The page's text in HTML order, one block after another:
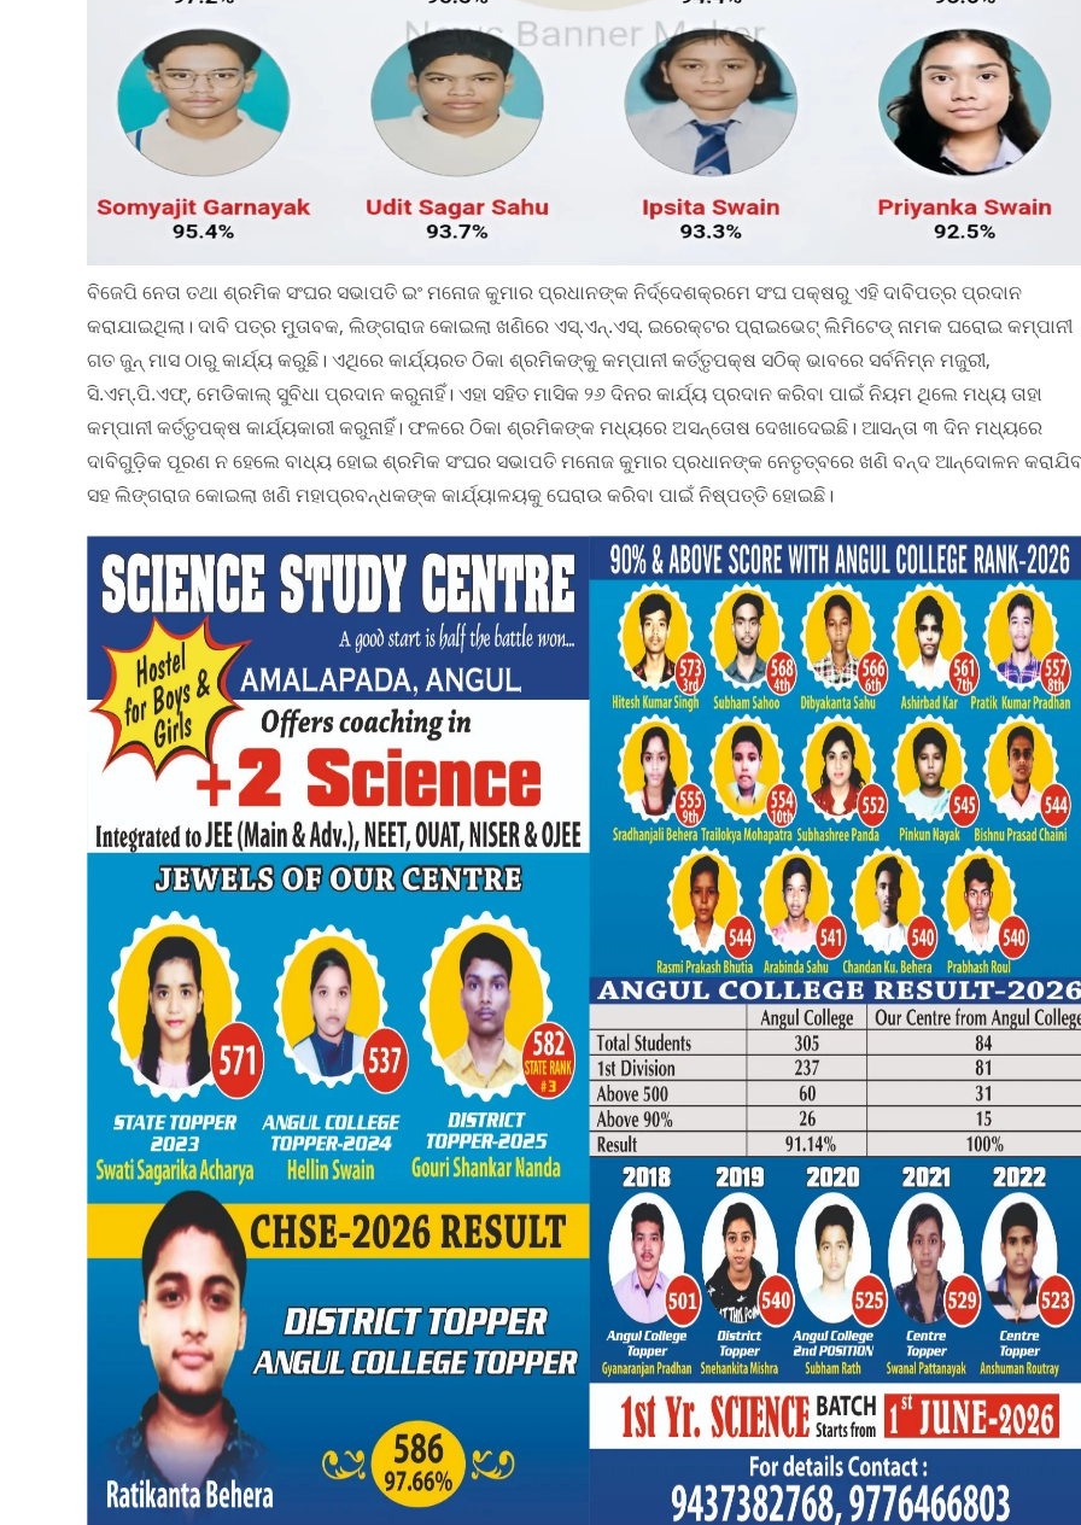
ବିଜେପି ନେତା ତଥା ଶ୍ରମିକ ସଂଘର ସଭାପତି ଇଂ ମନୋଜ କୁମାର ପ୍ରଧାନଙ୍କ ନିର୍ଦ୍ଦେଶକ୍ରମେ ସଂଘ ପକ୍ଷରୁ ଏହି ଦାବିପତ୍ର ପ୍ରଦାନ
କରାଯାଇଥିଲା। ଦାବି ପତ୍ର ମୁତାବକ, ଲିଙ୍ଗରାଜ କୋଇଲା ଖଣିରେ ଏସ୍.ଏନ୍.ଏସ୍. ଇରେକ୍ଟର ପ୍ରାଇଭେଟ୍ ଲିମିଟେଡ୍ ନାମକ ଘରୋଇ କମ୍ପାନୀ
ଗତ ଜୁନ୍ ମାସ ଠାରୁ କାର୍ଯ୍ୟ କରୁଛି। ଏଥିରେ କାର୍ଯ୍ୟରତ ଠିକା ଶ୍ରମିକଙ୍କୁ କମ୍ପାନୀ କର୍ତ୍ତୃପକ୍ଷ ସଠିକ୍ ଭାବରେ ସର୍ବନିମ୍ନ ମଜୁରୀ,
ସି.ଏମ୍.ପି.ଏଫ୍, ମେଡିକାଲ୍ ସୁବିଧା ପ୍ରଦାନ କରୁନାହିଁ। ଏହା ସହିତ ମାସିକ ୨୬ ଦିନର କାର୍ଯ୍ୟ ପ୍ରଦାନ କରିବା ପାଇଁ ନିୟମ ଥିଲେ ମଧ୍ୟ ତାହା
କମ୍ପାନୀ କର୍ତ୍ତୃପକ୍ଷ କାର୍ଯ୍ୟକାରୀ କରୁନାହିଁ। ଫଳରେ ଠିକା ଶ୍ରମିକଙ୍କ ମଧ୍ୟରେ ଅସନ୍ତୋଷ ଦେଖାଦେଇଛି। ଆସନ୍ତା ୩ ଦିନ ମଧ୍ୟରେ
ଦାବିଗୁଡ଼ିକ ପୂରଣ ନ ହେଲେ ବାଧ୍ୟ ହୋଇ ଶ୍ରମିକ ସଂଘର ସଭାପତି ମନୋଜ କୁମାର ପ୍ରଧାନଙ୍କ ନେତୃତ୍ବରେ ଖଣି ବନ୍ଦ ଆନ୍ଦୋଳନ
ସହ ଲିଙ୍ଗରାଜ କୋଇଲା ଖଣି ମହାପ୍ରବନ୍ଧକଙ୍କ କାର୍ଯ୍ୟାଳୟକୁ ଘେରାଉ କରିବା ପାଇଁ ନିଷ୍ପତ୍ତି ହୋଇଛି।